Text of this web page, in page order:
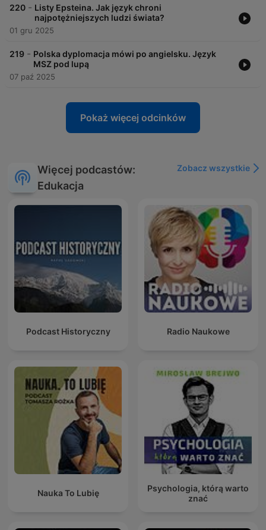
220 - Listy Epsteina. Jak język chroni
najpotężniejszych ludzi świata?
01 gru 2025
219 - Polska dyplomacja mówi po angielsku. Język
MSZ pod lupą
07 paź 2025
Pokaż więcej odcinków
Więcej podcastów:
Edukacja
Zobacz wszystkie
Podcast Historyczny Radio Naukowe
Nauka To Lubię
Psychologia, którą warto
znać